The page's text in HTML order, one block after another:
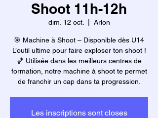
Shoot 11h-12h
dim. 12 oct. Arlon
🎯 Machine à Shoot – Disponible dès U14
L’outil ultime pour faire exploser ton shoot !
🏀 Utilisée dans les meilleurs centres de
formation, notre machine à shoot te permet
de franchir un cap dans ta progression.
Les inscriptions sont closes